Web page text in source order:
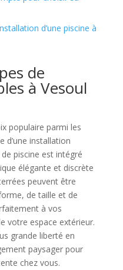
d’une piscine à
de
à Vesoul
populaire parmi les
d’une installation
piscine est intégré
élégante et discrète
peuvent être
de taille et de
à vos
votre espace extérieur.
grande liberté en
paysager pour
chez vous.